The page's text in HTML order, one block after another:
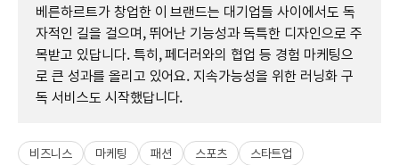
베른하르트가 창업한 이 브랜드는 대기업들 사이에서도 독
자적인 길을 걸으며, 뛰어난 기능성과 독특한 디자인으로 주
목받고 있답니다. 특히, 페더러와의 협업 등 경험 마케팅으
로 큰 성과를 올리고 있어요. 지속가능성을 위한 러닝화 구
독 서비스도 시작했답니다.
비즈니스 마케팅 패션 스포츠 스타트업